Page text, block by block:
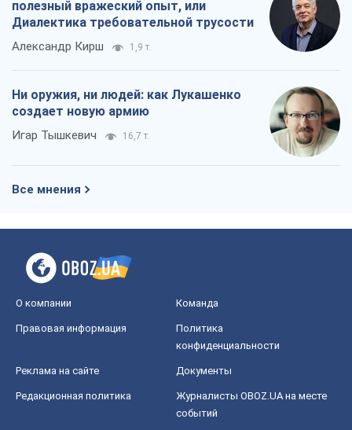
полезный вражеский опыт, или
Диалектика требовательной трусости
Александр Кирш 1,9 т.
Ни оружия, ни людей: как Лукашенко
создает новую армию
Игар Тышкевич 16,7 т.
Все мнения
О компании Команда
Правовая информация
Политика
конфиденциальности
Реклама на сайте Документы
Редакционная политика
Журналисты OBOZ.UA на месте
событий